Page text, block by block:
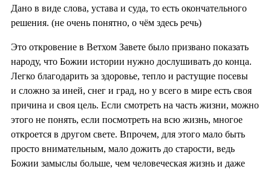
Дано в виде слова, устава и суда, то есть окончательного
решения. (не очень понятно, о чём здесь речь)
Это откровение в Ветхом Завете было призвано показать
народу, что Божии истории нужно дослушивать до конца.
Легко благодарить за здоровье, тепло и растущие посевы
и сложно за иней, снег и град, но у всего в мире есть своя
причина и своя цель. Если смотреть на часть жизни, можно
этого не понять, если посмотреть на всю жизнь, многое
откроется в другом свете. Впрочем, для этого мало быть
просто внимательным, мало дожить до старости, ведь
Божии замыслы больше, чем человеческая жизнь и даже